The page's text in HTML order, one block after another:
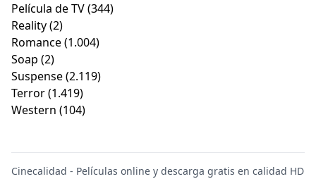
Película de TV(344)
Reality(2)
Romance(1.004)
Soap (2)
Suspense(2.119)
Terror(1.419)
Western (104)
Cinecalidad - Películas online y descarga gratis en calidad HD